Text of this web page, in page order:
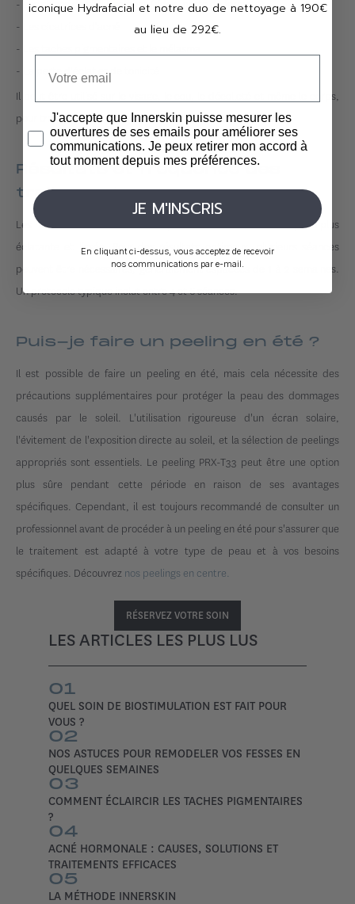
- Les signes de vieillissement (rides, perte de fermeté)
- Les cicatrices d'acné
- Les taches pigmentaires et le mélasma
- La perte d'éclat et de tonicité
Il peut être utilisé sur le visage, le cou, le décolleté et même le corps,
pour traiter les vergetures et autres imperfections cutanées.
Résultats et fréquence des
traitements
Les résultats sont visibles dès la première séance, avec une peau plus
éclatante et lissée. Pour des résultats optimaux, plusieurs séances
peuvent être nécessaires, généralement espacées de 1 à 2 semaines.
Un protocole typique inclut entre 4 et 6 séances.
Puis-je faire un peeling en été ?
Il est possible de faire un peeling en été, mais cela nécessite des
précautions supplémentaires pour protéger la peau des dommages
causés par le soleil. L'utilisation rigoureuse d'un écran solaire,
l'évitement de l'exposition directe au soleil, et la sélection de peelings
appropriés sont essentiels. Le peeling PRX-T33 peut être une option
plus sûre pendant cette période en raison de ses avantages
spécifiques. Cependant, il est toujours recommandé de consulter un
professionnel avant de procéder à un peeling en été pour s'assurer que
le traitement est adapté à votre type de peau et à vos besoins
spécifiques. Découvrez nos peelings en centre.
RÉSERVEZ VOTRE SOIN
LES ARTICLES LES PLUS LUS
01
QUEL SOIN DE BIOSTIMULATION EST FAIT POUR
VOUS ?
02
NOS ASTUCES POUR REMODELER VOS FESSES EN
QUELQUES SEMAINES
03
COMMENT ÉCLAIRCIR LES TACHES PIGMENTAIRES
?
04
ACNÉ HORMONALE : CAUSES, SOLUTIONS ET
TRAITEMENTS EFFICACES
05
LA MÉTHODE INNERSKIN
iconique Hydrafacial et notre duo de nettoyage à 190€
au lieu de 292€.
J'accepte que Innerskin puisse mesurer les
ouvertures de ses emails pour améliorer ses
communications. Je peux retirer mon accord à
tout moment depuis mes préférences.
JE M'INSCRIS
En cliquant ci-dessus, vous acceptez de recevoir
nos communications par e-mail.